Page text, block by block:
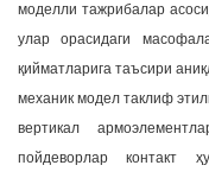
моделли тажрибалар
улар орасидаги
қийматларига таъсири
механик модел таклиф
вертикал
пойдеворлар контакт